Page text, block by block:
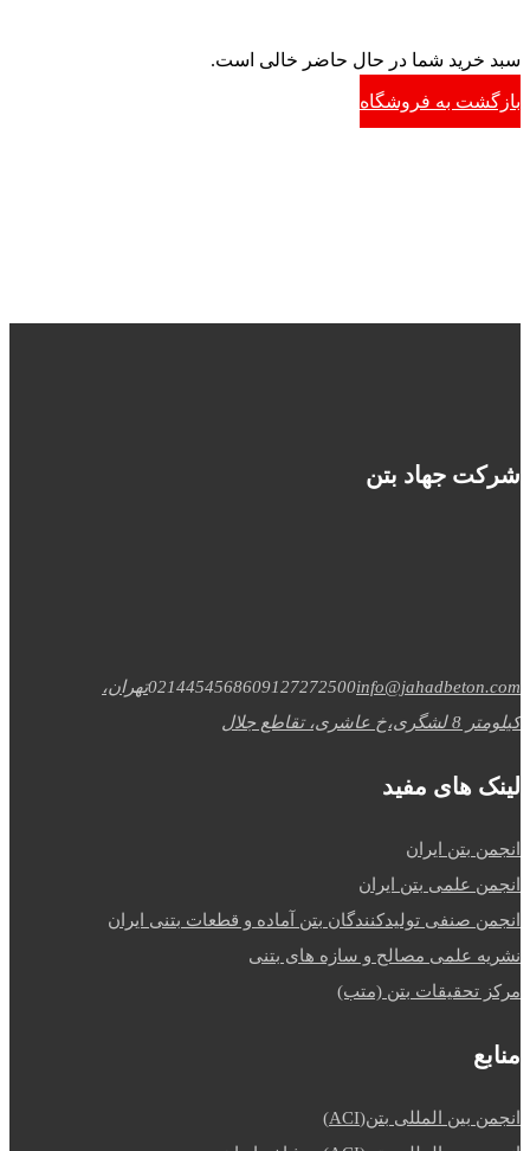
سبد خرید شما در حال حاضر خالی است.
بازگشت به فروشگاه
شرکت جهاد بتن
0214454568609127272500info@jahadbeton.com
تهران،
کیلومتر 8 لشگری،خ عاشری، تقاطع جلال
لینک های مفید
انجمن بتن ایران
انجمن علمی بتن ایران
انجمن صنفی تولیدکنندگان بتن آماده و قطعات بتنی ایران
نشریه علمی مصالح و سازه های بتنی
مرکز تحقیقات بتن (متب)
منابع
انجمن بین المللی بتن(ACI)